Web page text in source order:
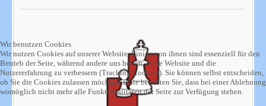
Wir benutzen Cookies
Wir nutzen Cookies auf unserer Website. Einige von ihnen sind essenziell für den
Betrieb der Seite, während andere uns helfen, diese Website und die
Nutzererfahrung zu verbessern (Tracking Cookies). Sie können selbst entscheiden,
ob Sie die Cookies zulassen möchten. Bitte beachten Sie, dass bei einer Ablehnung
womöglich nicht mehr alle Funktionalitäten der Seite zur Verfügung stehen.